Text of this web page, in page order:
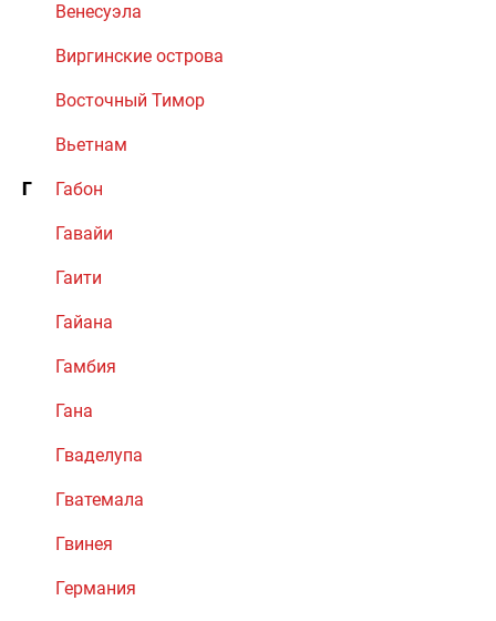
Венесуэла
Виргинские острова
Восточный Тимор
Вьетнам
Г Габон
Гавайи
Гаити
Гайана
Гамбия
Гана
Гваделупа
Гватемала
Гвинея
Германия